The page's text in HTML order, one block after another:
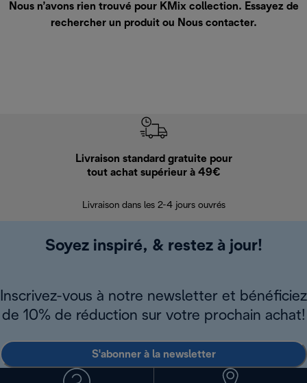
Nous n’avons rien trouvé pour KMix collection. Essayez de
rechercher un produit ou Nous contacter.
Livraison standard gratuite pour
tout achat supérieur à 49€
Livraison dans les 2-4 jours ouvrés
Soyez inspiré, & restez à jour!
Inscrivez-vous à notre newsletter et bénéficiez
de 10% de réduction sur votre prochain achat!
S'abonner à la newsletter